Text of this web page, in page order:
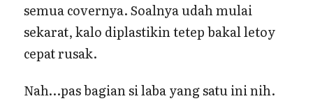
semua covernya. Soalnya udah mulai
sekarat, kalo diplastikin tetep bakal letoy
cepat rusak.
Nah…pas bagian si laba yang satu ini nih.